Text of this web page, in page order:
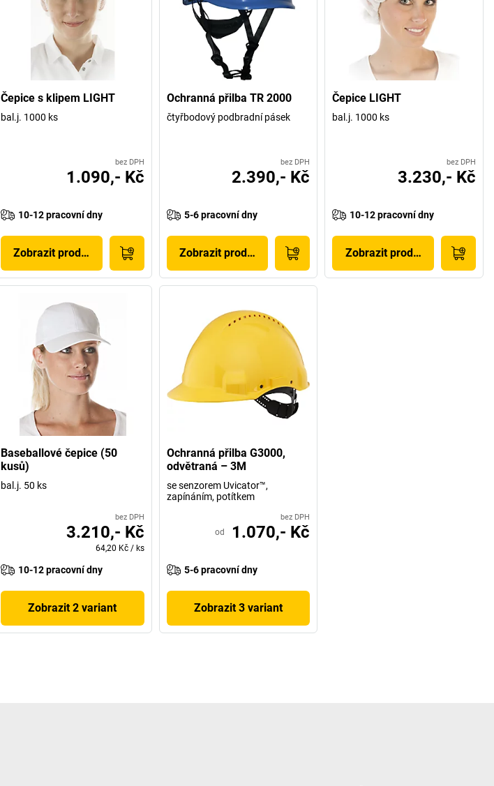
Čepice s klipem LIGHT
bal.j. 1000 ks
bez DPH
1.090,- Kč
10-12 pracovní dny
Zobrazit produkt
Ochranná přilba TR 2000
čtyřbodový podbradní pásek
bez DPH
2.390,- Kč
5-6 pracovní dny
Zobrazit produkt
Čepice LIGHT
bal.j. 1000 ks
bez DPH
3.230,- Kč
10-12 pracovní dny
Zobrazit produkt
Baseballové čepice (50
kusů)
bal.j. 50 ks
bez DPH
3.210,- Kč
64,20 Kč / ks
10-12 pracovní dny
Zobrazit 2 variant
Ochranná přilba G3000,
odvětraná – 3M
se senzorem Uvicator™,
zapínáním, potítkem
bez DPH
od 1.070,- Kč
5-6 pracovní dny
Zobrazit 3 variant